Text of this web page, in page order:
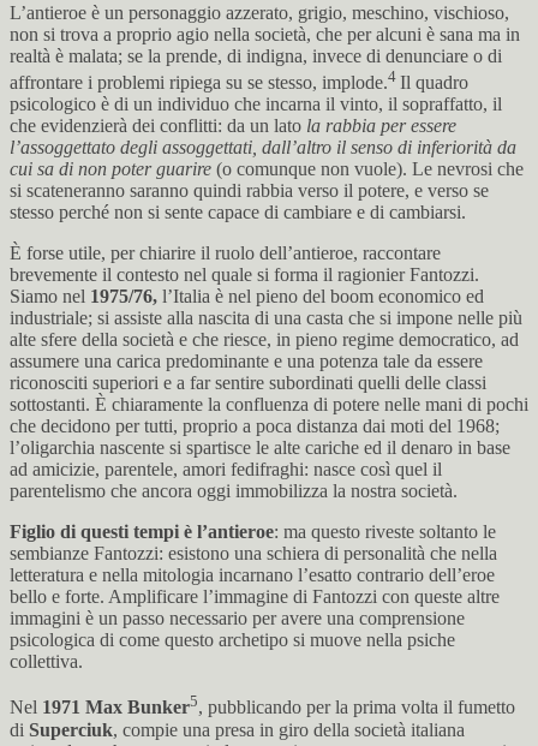
L’antieroe è un personaggio azzerato, grigio, meschino, vischioso,
non si trova a proprio agio nella società, che per alcuni è sana ma in
realtà è malata; se la prende, di indigna, invece di denunciare o di
affrontare i problemi ripiega su se stesso, implode.4 Il quadro
psicologico è di un individuo che incarna il vinto, il sopraffatto, il
che evidenzierà dei conflitti: da un lato la rabbia per essere
l’assoggettato degli assoggettati, dall’altro il senso di inferiorità da
cui sa di non poter guarire (o comunque non vuole). Le nevrosi che
si scateneranno saranno quindi rabbia verso il potere, e verso se
stesso perché non si sente capace di cambiare e di cambiarsi.
È forse utile, per chiarire il ruolo dell’antieroe, raccontare
brevemente il contesto nel quale si forma il ragionier Fantozzi.
Siamo nel 1975/76, l’Italia è nel pieno del boom economico ed
industriale; si assiste alla nascita di una casta che si impone nelle più
alte sfere della società e che riesce, in pieno regime democratico, ad
assumere una carica predominante e una potenza tale da essere
riconosciti superiori e a far sentire subordinati quelli delle classi
sottostanti. È chiaramente la confluenza di potere nelle mani di pochi
che decidono per tutti, proprio a poca distanza dai moti del 1968;
l’oligarchia nascente si spartisce le alte cariche ed il denaro in base
ad amicizie, parentele, amori fedifraghi: nasce così quel il
parentelismo che ancora oggi immobilizza la nostra società.
Figlio di questi tempi è l’antieroe: ma questo riveste soltanto le
sembianze Fantozzi: esistono una schiera di personalità che nella
letteratura e nella mitologia incarnano l’esatto contrario dell’eroe
bello e forte. Amplificare l’immagine di Fantozzi con queste altre
immagini è un passo necessario per avere una comprensione
psicologica di come questo archetipo si muove nella psiche
collettiva.
Nel 1971 Max Bunker5, pubblicando per la prima volta il fumetto
di Superciuk, compie una presa in giro della società italiana